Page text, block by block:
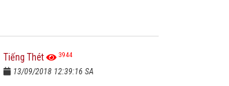
Tiếng Thét 3944
13/09/2018 12:39:16 SA